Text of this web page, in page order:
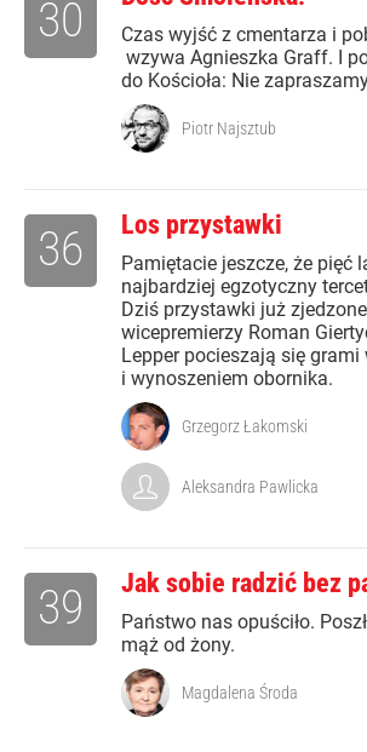
Czas wyjść z cmentarza i
wzywa Agnieszka Graff. I
do Kościoła: Nie
30
Piotr Najsztub
Los przystawki
Pamiętacie jeszcze, że pięć
najbardziej egzotyczny
Dziś przystawki już
wicepremierzy Roman
Lepper pocieszają się
i wynoszeniem obornika.
36
Grzegorz Łakomski
Aleksandra Pawlicka
Jak sobie radzić bez
Państwo nas opuściło.
mąż od żony.
39
Magdalena Środa